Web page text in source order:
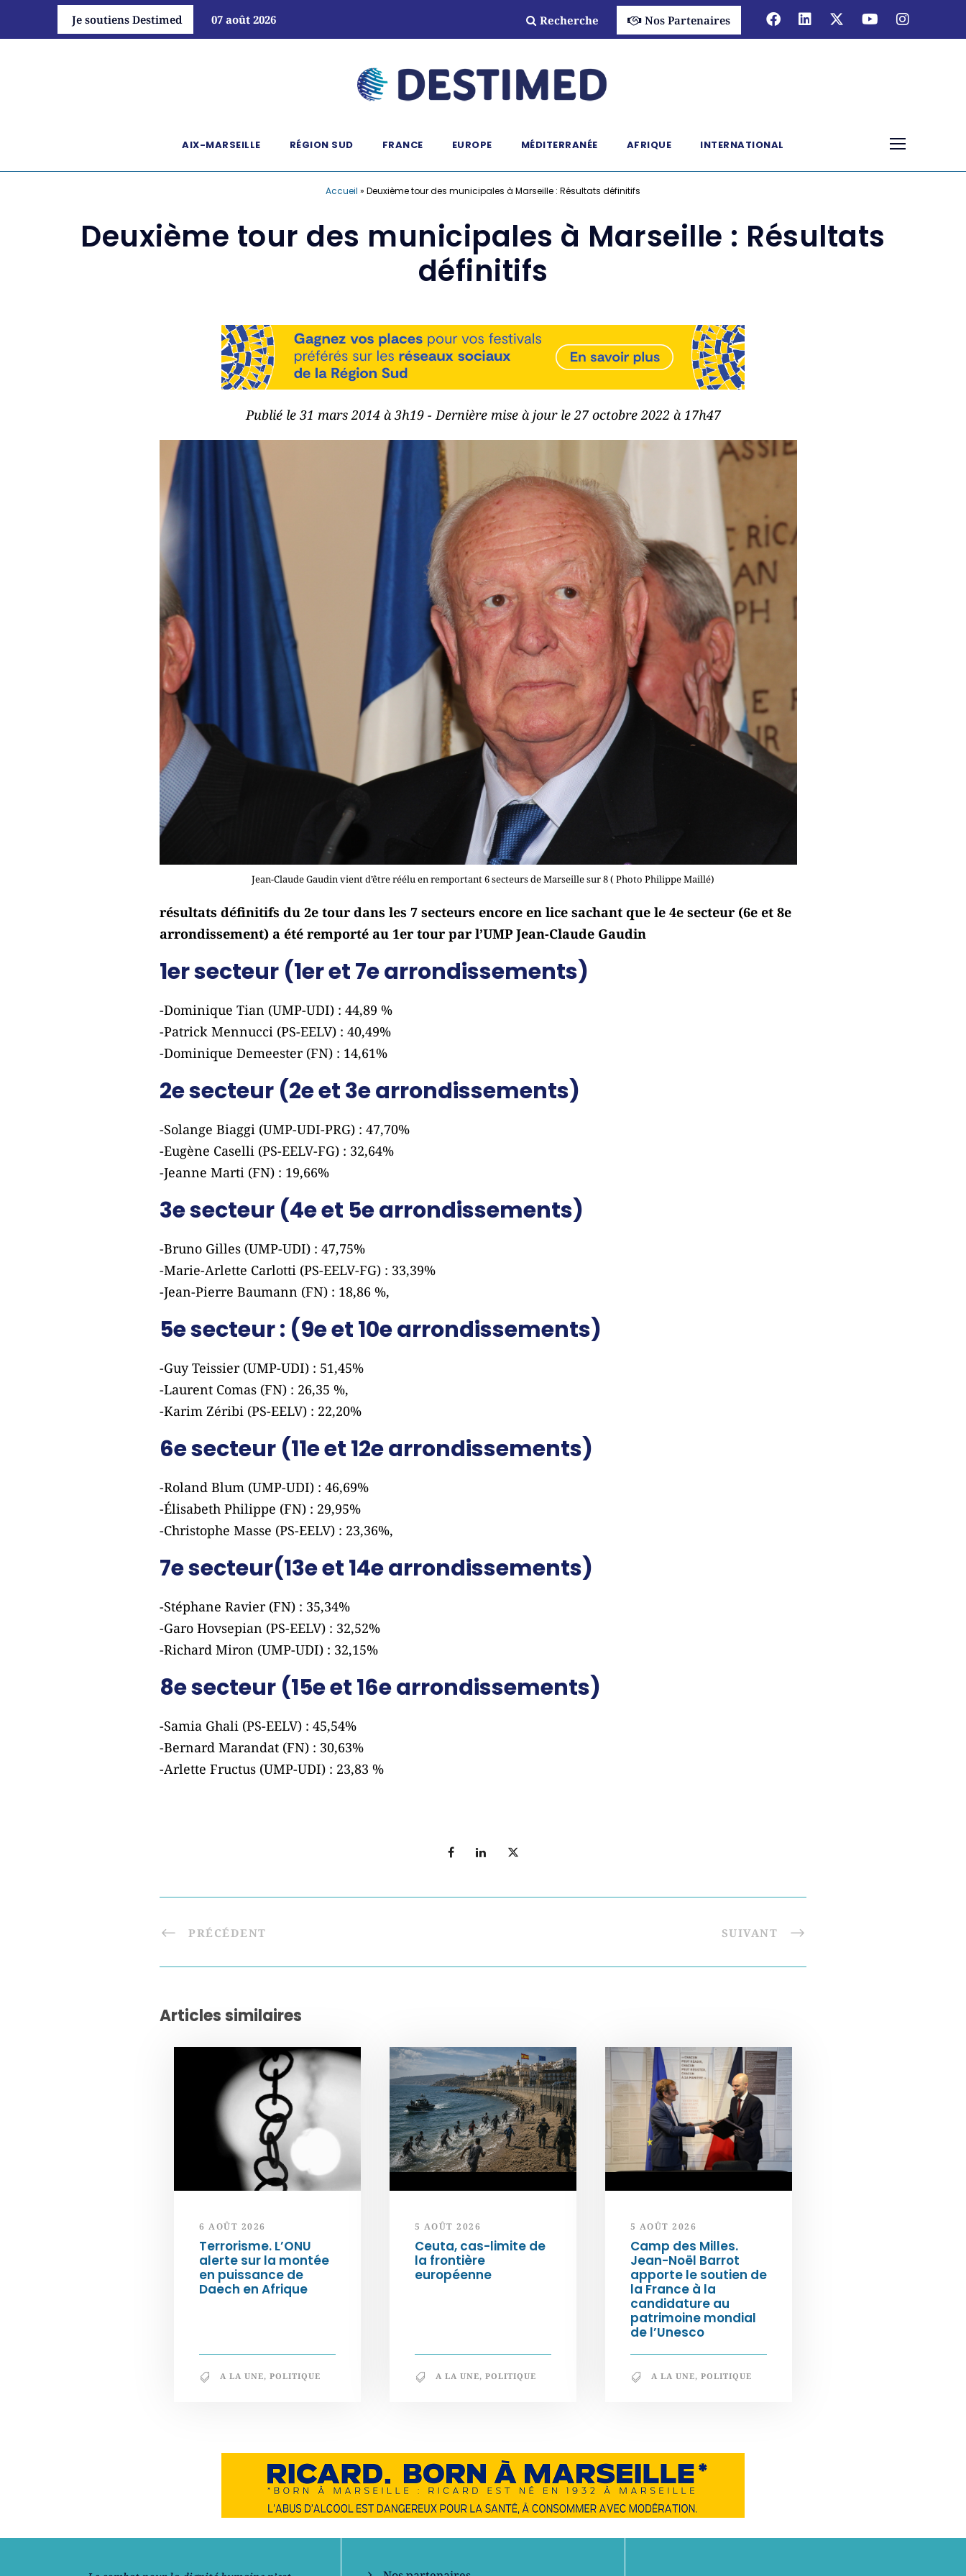
Je soutiens Destimed 07 août 2026 Recherche Nos Partenaires
AIX-MARSEILLE RÉGION SUD FRANCE EUROPE MÉDITERRANÉE AFRIQUE INTERNATIONAL
Accueil » Deuxième tour des municipales à Marseille : Résultats définitifs
Deuxième tour des municipales à Marseille : Résultats
définitifs
Publié le 31 mars 2014 à 3h19 - Dernière mise à jour le 27 octobre 2022 à 17h47
Jean-Claude Gaudin vient d’être réélu en remportant 6 secteurs de Marseille sur 8 ( Photo Philippe Maillé)
résultats définitifs du 2e tour dans les 7 secteurs encore en lice sachant que le 4e secteur (6e et 8e
arrondissement) a été remporté au 1er tour par l’UMP Jean-Claude Gaudin
1er secteur (1er et 7e arrondissements)
-Dominique Tian (UMP-UDI) : 44,89 %
-Patrick Mennucci (PS-EELV) : 40,49%
-Dominique Demeester (FN) : 14,61%
2e secteur (2e et 3e arrondissements)
-Solange Biaggi (UMP-UDI-PRG) : 47,70%
-Eugène Caselli (PS-EELV-FG) : 32,64%
-Jeanne Marti (FN) : 19,66%
3e secteur (4e et 5e arrondissements)
-Bruno Gilles (UMP-UDI) : 47,75%
-Marie-Arlette Carlotti (PS-EELV-FG) : 33,39%
-Jean-Pierre Baumann (FN) : 18,86 %,
5e secteur : (9e et 10e arrondissements)
-Guy Teissier (UMP-UDI) : 51,45%
-Laurent Comas (FN) : 26,35 %,
-Karim Zéribi (PS-EELV) : 22,20%
6e secteur (11e et 12e arrondissements)
-Roland Blum (UMP-UDI) : 46,69%
-Élisabeth Philippe (FN) : 29,95%
-Christophe Masse (PS-EELV) : 23,36%,
7e secteur(13e et 14e arrondissements)
-Stéphane Ravier (FN) : 35,34%
-Garo Hovsepian (PS-EELV) : 32,52%
-Richard Miron (UMP-UDI) : 32,15%
8e secteur (15e et 16e arrondissements)
-Samia Ghali (PS-EELV) : 45,54%
-Bernard Marandat (FN) : 30,63%
-Arlette Fructus (UMP-UDI) : 23,83 %
PRÉCÉDENT SUIVANT
Articles similaires
6 AOÛT 2026
Terrorisme. L’ONU
alerte sur la montée
en puissance de
Daech en Afrique
A LA UNE, POLITIQUE
5 AOÛT 2026
Ceuta, cas-limite de
la frontière
européenne
A LA UNE, POLITIQUE
5 AOÛT 2026
Camp des Milles.
Jean-Noël Barrot
apporte le soutien de
la France à la
candidature au
patrimoine mondial
de l’Unesco
A LA UNE, POLITIQUE
Notre philosophie En savoir +